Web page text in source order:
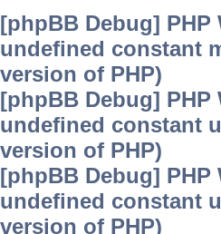
[phpBB Debug] PHP
undefined constant
version of PHP)
[phpBB Debug] PHP
undefined constant
version of PHP)
[phpBB Debug] PHP
undefined constant
version of PHP)